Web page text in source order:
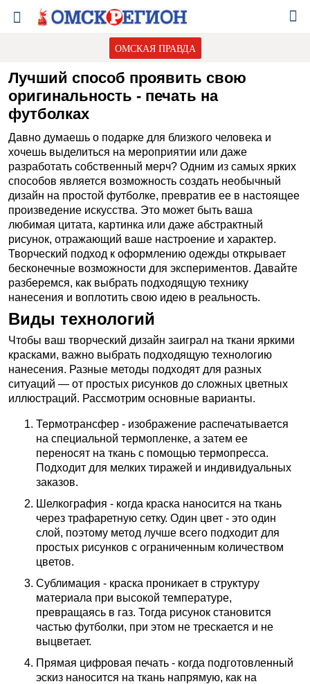
ОМСКАЯ ПРАВДА
Лучший способ проявить свою
оригинальность - печать на
футболках
Давно думаешь о подарке для близкого человека и
хочешь выделиться на мероприятии или даже
разработать собственный мерч? Одним из самых ярких
способов является возможность создать необычный
дизайн на простой футболке, превратив ее в настоящее
произведение искусства. Это может быть ваша
любимая цитата, картинка или даже абстрактный
рисунок, отражающий ваше настроение и характер.
Творческий подход к оформлению одежды открывает
бесконечные возможности для экспериментов. Давайте
разберемся, как выбрать подходящую технику
нанесения и воплотить свою идею в реальность.
Виды технологий
Чтобы ваш творческий дизайн заиграл на ткани яркими
красками, важно выбрать подходящую технологию
нанесения. Разные методы подходят для разных
ситуаций — от простых рисунков до сложных цветных
иллюстраций. Рассмотрим основные варианты.
Термотрансфер - изображение распечатывается
на специальной термопленке, а затем ее
переносят на ткань с помощью термопресса.
Подходит для мелких тиражей и индивидуальных
заказов.
Шелкография - когда краска наносится на ткань
через трафаретную сетку. Один цвет - это один
слой, поэтому метод лучше всего подходит для
простых рисунков с ограниченным количеством
цветов.
Сублимация - краска проникает в структуру
материала при высокой температуре,
превращаясь в газ. Тогда рисунок становится
частью футболки, при этом не трескается и не
выцветает.
Прямая цифровая печать - когда подготовленный
эскиз наносится на ткань напрямую, как на